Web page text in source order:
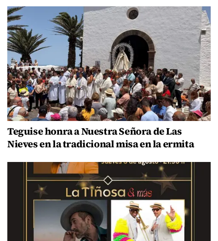
Teguise honra a Nuestra Señora de Las
Nieves en la tradicional misa en la ermita